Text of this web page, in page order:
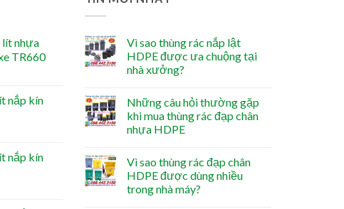
lít nhựa
TR660
nắp kín
nắp kín
Vì sao thùng rác nắp lật
HDPE được ưa chuộng tại
nhà xưởng?
Những câu hỏi thường gặp
khi mua thùng rác đạp chân
nhựa HDPE
Vì sao thùng rác đạp chân
HDPE được dùng nhiều
trong nhà máy?